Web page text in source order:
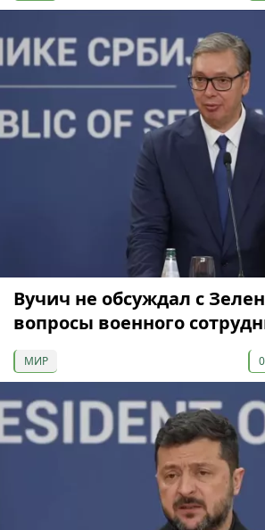
Вучич не обсуждал с
вопросы военного
МИР